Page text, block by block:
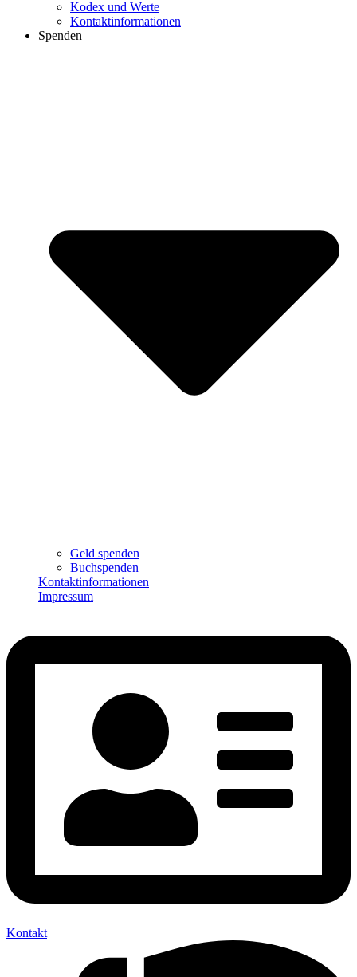
Kodex und Werte
Kontaktinformationen
Spenden
Geld spenden
Buchspenden
Kontaktinformationen
Impressum
Kontakt